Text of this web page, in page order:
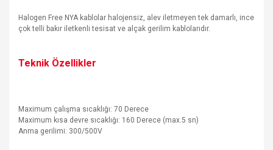
Halogen Free NYA kablolar halojensiz, alev iletmeyen tek damarlı, ince
çok telli bakır iletkenli tesisat ve alçak gerilim kablolarıdır.
Teknik Özellikler
Maximum çalışma sıcaklığı: 70 Derece
Maximum kısa devre sıcaklığı: 160 Derece (max.5 sn)
Anma gerilimi: 300/500V